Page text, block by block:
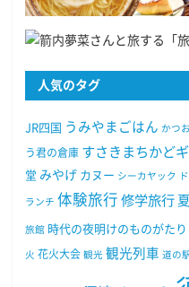
人気のタグ
JR四国 うみやまごはん かつ
う君の倉庫 すさきまちかど
堂 みやげ カヌー シーカヤック
ランチ 体験旅行 修学旅行
旅館 時代の夜明けのものがたり
火 花火大会 観光 観光列車 道の